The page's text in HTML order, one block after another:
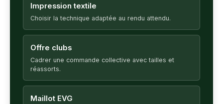
Impression textile
Choisir la technique adaptée au rendu attendu.
Offre clubs
Cadrer une commande collective avec tailles et
réassorts.
Maillot EVG